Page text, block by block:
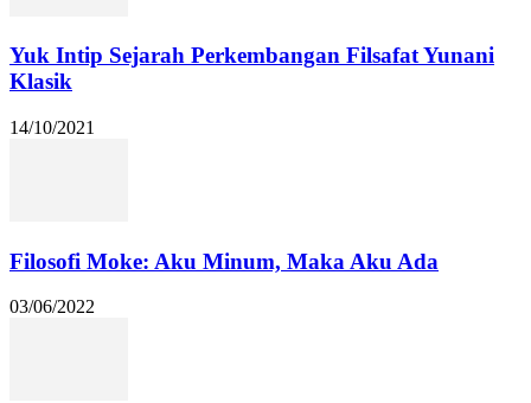
Yuk Intip Sejarah Perkembangan Filsafat Yunani
Klasik
14/10/2021
Filosofi Moke: Aku Minum, Maka Aku Ada
03/06/2022